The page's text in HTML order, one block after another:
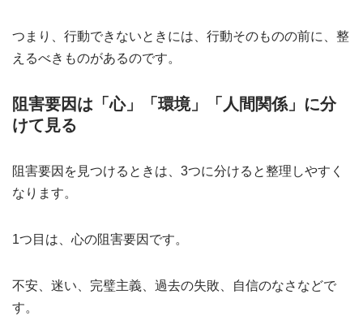
つまり、行動できないときには、行動そのものの前に、整
えるべきものがあるのです。
阻害要因は「心」「環境」「人間関係」に分
けて見る
阻害要因を見つけるときは、3つに分けると整理しやすく
なります。
1つ目は、心の阻害要因です。
不安、迷い、完璧主義、過去の失敗、自信のなさなどで
す。